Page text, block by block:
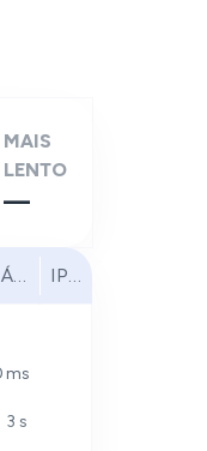
MAIS
LENTO
—
Ásia-Pacífico
IPv6
ms
3 s